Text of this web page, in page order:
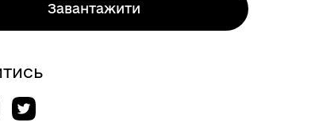
Безбар’єрний простір
Завантажити